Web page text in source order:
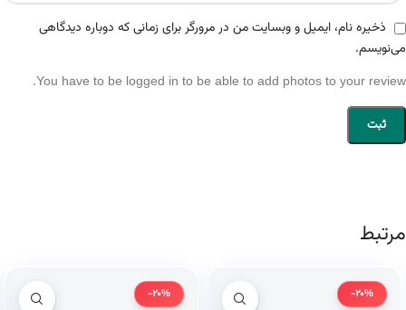
ذخیره نام، ایمیل و وبسایت من در مرورگر برای زمانی که دوباره دیدگاهی
می‌نویسم.
You have to be logged in to be able to add photos to your review.
مرتبط
-20%
-20%